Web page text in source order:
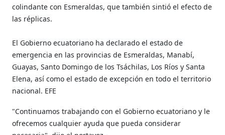
colindante con Esmeraldas, que también sintió el efecto de
las réplicas.
El Gobierno ecuatoriano ha declarado el estado de
emergencia en las provincias de Esmeraldas, Manabí,
Guayas, Santo Domingo de los Tsáchilas, Los Ríos y Santa
Elena, así como el estado de excepción en todo el territorio
nacional. EFE
"Continuamos trabajando con el Gobierno ecuatoriano y le
ofrecemos cualquier ayuda que pueda considerar